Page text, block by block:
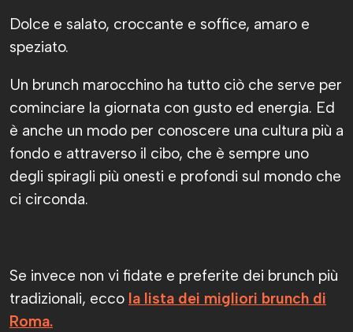
Dolce e salato, croccante e soffice, amaro e
speziato.
Un brunch marocchino ha tutto ciò che serve per
cominciare la giornata con gusto ed energia. Ed
è anche un modo per conoscere una cultura più a
fondo e attraverso il cibo, che è sempre uno
degli spiragli più onesti e profondi sul mondo che
ci circonda.
Se invece non vi fidate e preferite dei brunch più
tradizionali, ecco la lista dei migliori brunch di
Roma.